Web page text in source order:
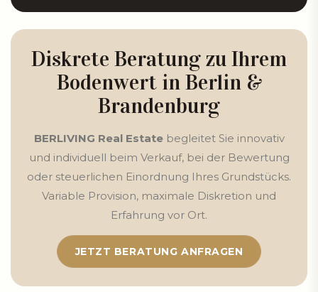
Diskrete Beratung zu Ihrem
Bodenwert in Berlin &
Brandenburg
BERLIVING Real Estatebegleitet Sie innovativ
und individuell beim Verkauf, bei der Bewertung
oder steuerlichen Einordnung Ihres Grundstücks.
Variable Provision, maximale Diskretion und
Erfahrung vor Ort.
JETZT BERATUNG ANFRAGEN